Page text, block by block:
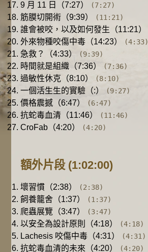
9 月 11 日（7:27） (7:27)
筋膜切開術（9:39） (11:21)
誰會被咬，以及如何發生（11:21）
外來物種咬傷中毒（14:23） (4:33)
急救？（4:33） (9:39)
時間就是組織（7:36） (7:36)
過敏性休克（8:10） (8:10)
一個活生生的實驗（:） (9:27)
價格震撼（6:47） (6:47)
抗蛇毒血清（11:46） (11:46)
CroFab（4:20） (4:20)
額外片段 (1:02:00)
壞習慣（2:38） (2:38)
飼養籠舍（1:37） (1:37)
爬蟲展覽（3:47） (3:47)
以安全為設計原則（4:18） (4:18)
Lachesis 咬傷中毒（4:31） (4:31)
抗蛇毒血清的未來（4:20） (4:20)